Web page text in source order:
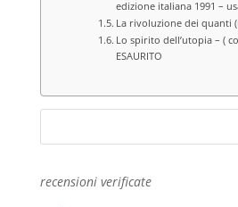
edizione italiana 1991 –
La rivoluzione dei quanti
Lo spirito dell’utopia – (
ESAURITO
recensioni verificate